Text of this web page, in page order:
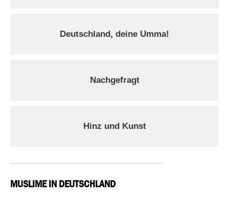
Deutschland, deine Umma!
Nachgefragt
Hinz und Kunst
MUSLIME IN DEUTSCHLAND